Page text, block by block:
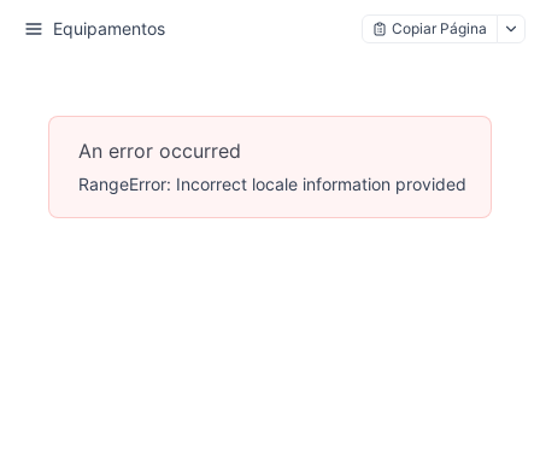
Equipamentos Copiar Página
An error occurred
RangeError: Incorrect locale information provided